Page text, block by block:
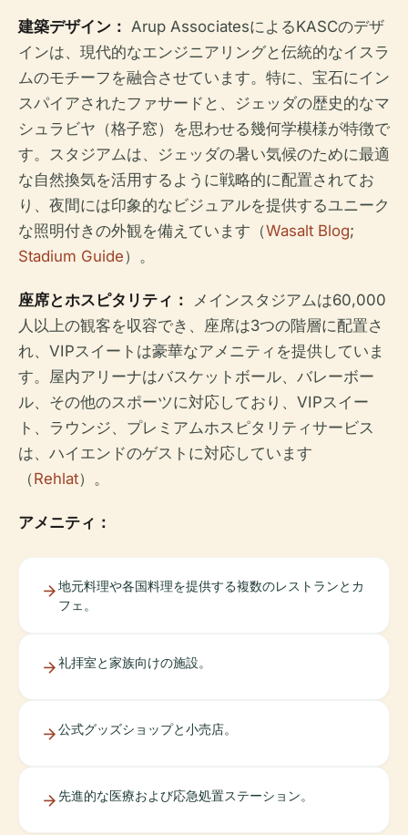
建築デザイン： Arup AssociatesによるKASCのデザ
インは、現代的なエンジニアリングと伝統的なイスラ
ムのモチーフを融合させています。特に、宝石にイン
スパイアされたファサードと、ジェッダの歴史的なマ
シュラビヤ（格子窓）を思わせる幾何学模様が特徴で
す。スタジアムは、ジェッダの暑い気候のために最適
な自然換気を活用するように戦略的に配置されてお
り、夜間には印象的なビジュアルを提供するユニーク
な照明付きの外観を備えています（Wasalt Blog;
Stadium Guide）。
座席とホスピタリティ：
メインスタジアムは60,000
人以上の観客を収容でき、座席は3つの階層に配置さ
れ、VIPスイートは豪華なアメニティを提供していま
す。屋内アリーナはバスケットボール、バレーボー
ル、その他のスポーツに対応しており、VIPスイー
ト、ラウンジ、プレミアムホスピタリティサービス
は、ハイエンドのゲストに対応しています
（Rehlat）。
アメニティ：
地元料理や各国料理を提供する複数のレストランとカ
フェ。
礼拝室と家族向けの施設。
公式グッズショップと小売店。
先進的な医療および応急処置ステーション。